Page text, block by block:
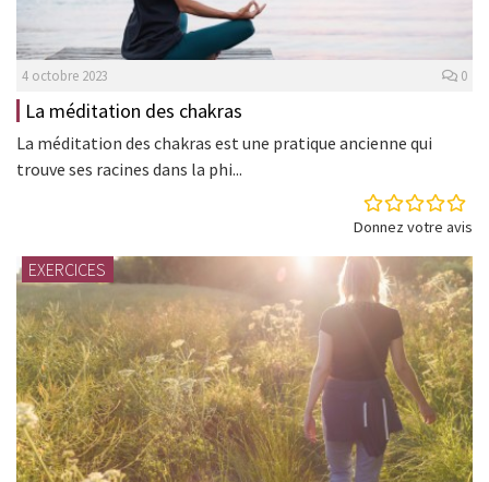
4 octobre 2023 0
La méditation des chakras
La méditation des chakras est une pratique ancienne qui
trouve ses racines dans la phi...
Donnez votre avis
EXERCICES